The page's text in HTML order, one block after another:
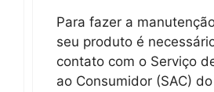
Para fazer a
seu produto é
contato com o Serviço
ao Consumidor (SAC)